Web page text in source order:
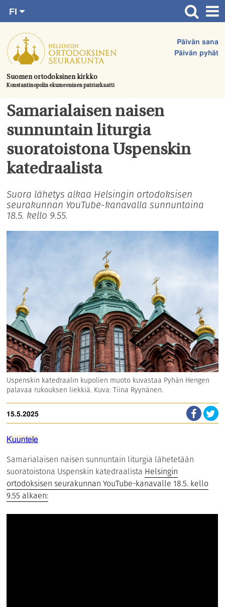
suoraan
sisältöön.
Suomen ortodoksinen kirkko
Konstantinopolin ekumeeninen patriarkaatti
Päivän sana
Päivän pyhät
FI
SV
EN
UA
Etusivu
Ajankohtaista
Juhlat & toimitukset
Kirkot
Apua & tukea
Tule mukaan
Hautausmaa
Samarialaisen naisen
sunnuntain liturgia
suoratoistona Uspenskin
katedraalista
Suora lähetys alkaa Helsingin ortodoksisen
seurakunnan YouTube-kanavalla sunnuntaina
18.5. kello 9.55.
Uspenskin katedraalin kupolien muoto kuvastaa Pyhän Hengen
palavaa rukouksen liekkiä. Kuva: Tiina Ryynänen.
15.5.2025
Kuuntele
Samarialaisen naisen sunnuntain liturgia lähetetään
suoratoistona Uspenskin katedraalista Helsingin
ortodoksisen seurakunnan YouTube-kanavalle 18.5. kello
9.55 alkaen: